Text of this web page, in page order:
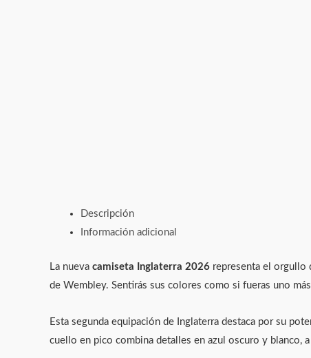
Descripción
Información adicional
La nueva camiseta Inglaterra 2026 representa el orgullo
de Wembley. Sentirás sus colores como si fueras uno
Esta segunda equipación de Inglaterra destaca por su
cuello en pico combina detalles en azul oscuro y blanco,